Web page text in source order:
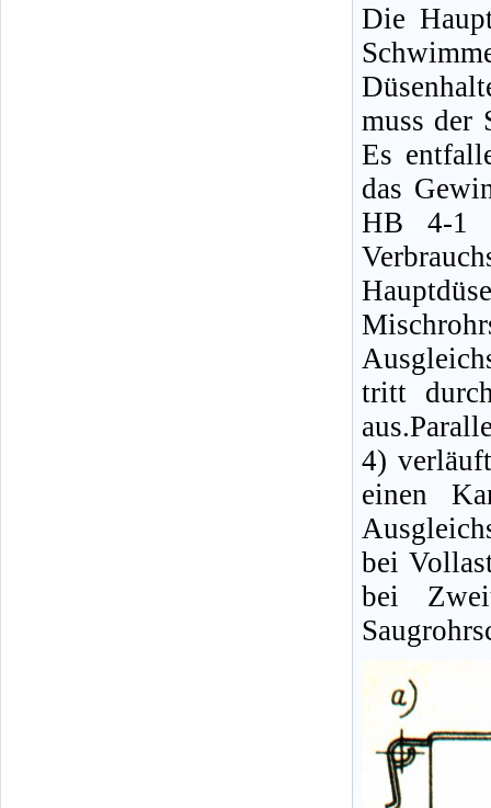
Die
muss der
Es
das
HB 4-1
tritt
4)
einen
bei
bei